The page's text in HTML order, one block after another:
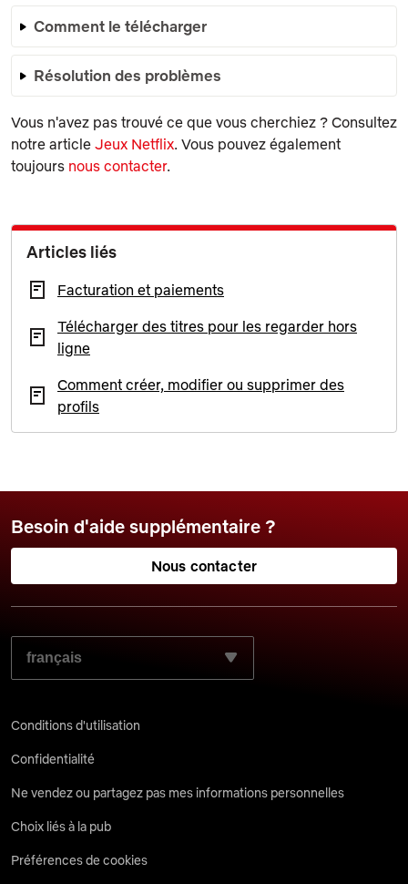
Comment le télécharger
Résolution des problèmes
Vous n'avez pas trouvé ce que vous cherchiez ? Consultez
notre article Jeux Netflix. Vous pouvez également
toujours nous contacter.
Articles liés
Facturation et paiements
Télécharger des titres pour les regarder hors
ligne
Comment créer, modifier ou supprimer des
profils
Besoin d'aide supplémentaire ?
Nous contacter
SÉLECTIONNEZ LA LANGUE DE VOTRE CHOIX :
Conditions d'utilisation
Confidentialité
Ne vendez ou partagez pas mes informations personnelles
Choix liés à la pub
Préférences de cookies